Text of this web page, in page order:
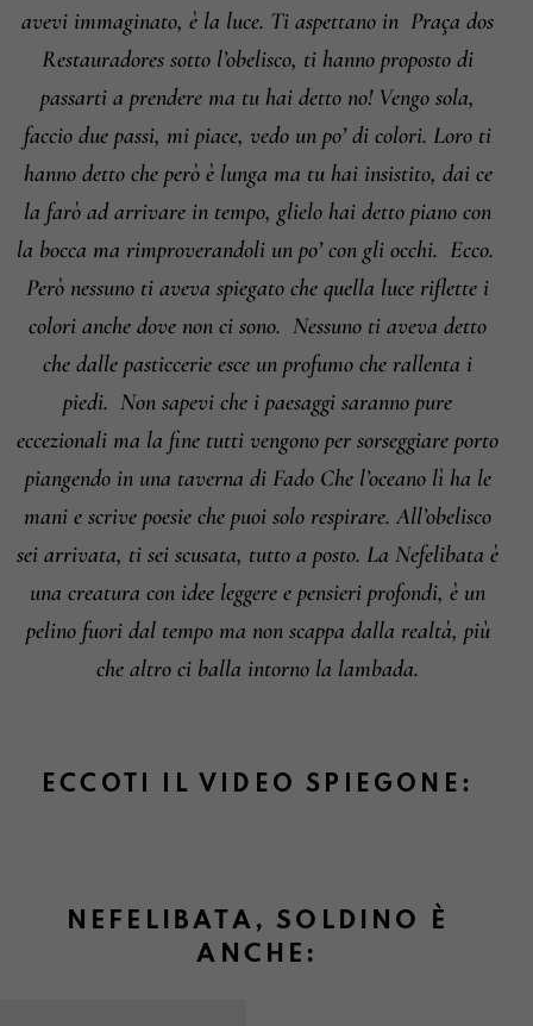
avevi immaginato, è la luce. Ti aspettano in Praça dos
Restauradores sotto l’obelisco, ti hanno proposto di
passarti a prendere ma tu hai detto no! Vengo sola,
faccio due passi, mi piace, vedo un po’ di colori. Loro ti
hanno detto che però è lunga ma tu hai insistito, dai ce
la farò ad arrivare in tempo, glielo hai detto piano con
la bocca ma rimproverandoli un po’ con gli occhi. Ecco.
Però nessuno ti aveva spiegato che quella luce riflette i
colori anche dove non ci sono. Nessuno ti aveva detto
che dalle pasticcerie esce un profumo che rallenta i
piedi. Non sapevi che i paesaggi saranno pure
eccezionali ma la fine tutti vengono per sorseggiare porto
piangendo in una taverna di Fado Che l’oceano lì ha le
mani e scrive poesie che puoi solo respirare. All’obelisco
sei arrivata, ti sei scusata, tutto a posto. La Nefelibata è
una creatura con idee leggere e pensieri profondi, è un
pelino fuori dal tempo ma non scappa dalla realtà, più
che altro ci balla intorno la lambada.
ECCOTI IL VIDEO SPIEGONE:
NEFELIBATA, SOLDINO È
ANCHE: